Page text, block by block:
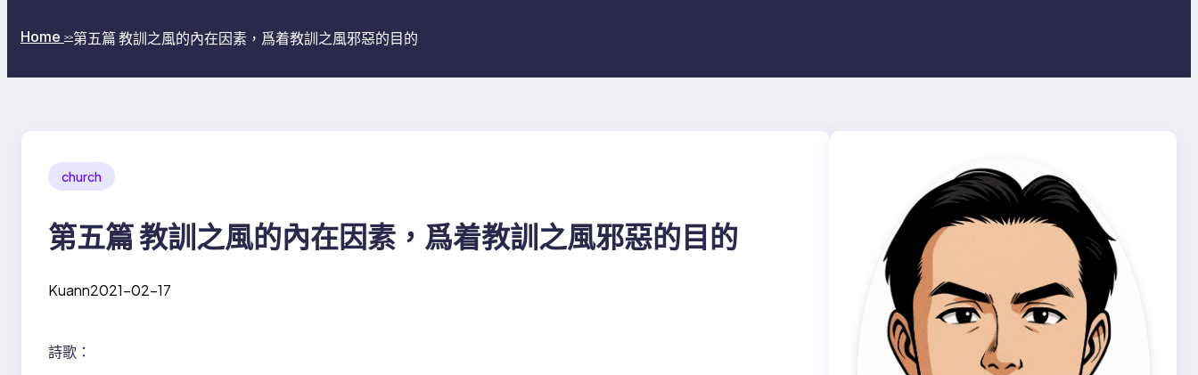
Home >>第五篇 教訓之風的內在因素，爲着教訓之風邪惡的目的
church
第五篇 教訓之風的內在因素，爲着教訓之風邪惡的目的
Kuann2021-02-17
詩歌：